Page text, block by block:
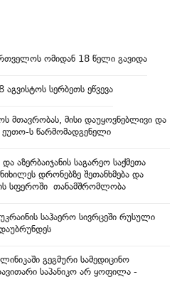
ომიდან 18 წელი გავიდა
სერბეთს ეწვევა
მთავრობას, მისი დაუყოვნებლივი და
ეუთო-ს წარმომადგენელი
აზერბაიჯანის საგარეო საქმეთა
დრონებზე შეთანხმება და
სფეროში თანამშრომლობა
საჰაერო სივრცეში რუსული
გეგმური სამედიცინო
საპანიკო არ ყოფილა -